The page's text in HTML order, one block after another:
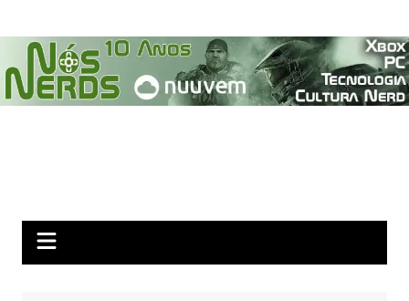
para
conteúdo